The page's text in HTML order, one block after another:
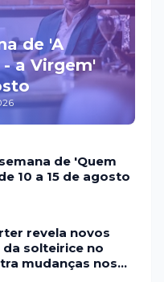
de 'A
a Virgem'
de 'Quem
10 a 15 de agosto
revela novos
solteirice no
mudanças nos